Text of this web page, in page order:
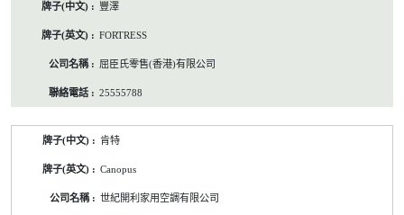
豐澤
FORTRESS
屈臣氏零售(香港)有限公司
25555788
肯特
Canopus
世紀開利家用空調有限公司